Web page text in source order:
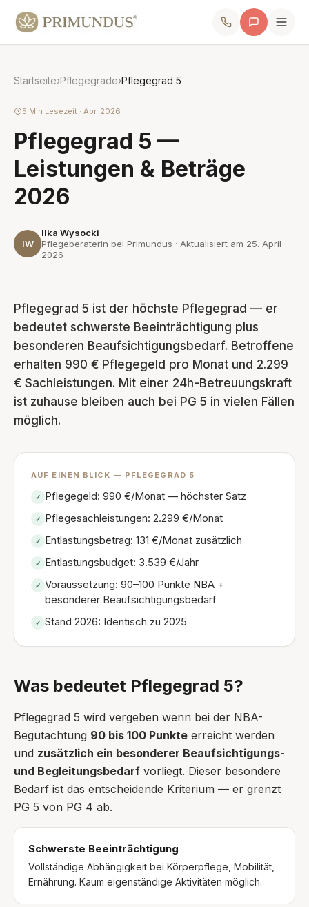
Startseite›Pflegegrade›Pflegegrad 5
5 Min Lesezeit · Apr. 2026
Pflegegrad 5 —
Leistungen & Beträge
2026
IW
Ilka Wysocki
Pflegeberaterin bei Primundus · Aktualisiert am 25. April
2026
Pflegegrad 5 ist der höchste Pflegegrad — er
bedeutet schwerste Beeinträchtigung plus
besonderen Beaufsichtigungsbedarf. Betroffene
erhalten 990 € Pflegegeld pro Monat und 2.299
€ Sachleistungen. Mit einer 24h-Betreuungskraft
ist zuhause bleiben auch bei PG 5 in vielen Fällen
möglich.
AUF EINEN BLICK — PFLEGEGRAD 5
✓ Pflegegeld: 990 €/Monat — höchster Satz
✓ Pflegesachleistungen: 2.299 €/Monat
✓ Entlastungsbetrag: 131 €/Monat zusätzlich
✓ Entlastungsbudget: 3.539 €/Jahr
✓ Voraussetzung: 90–100 Punkte NBA +
besonderer Beaufsichtigungsbedarf
✓ Stand 2026: Identisch zu 2025
Was bedeutet Pflegegrad 5?
Pflegegrad 5 wird vergeben wenn bei der NBA-
Begutachtung 90 bis 100 Punkte erreicht werden
und zusätzlich ein besonderer Beaufsichtigungs-
und Begleitungsbedarf vorliegt. Dieser besondere
Bedarf ist das entscheidende Kriterium — er grenzt
PG 5 von PG 4 ab.
Schwerste Beeinträchtigung
Vollständige Abhängigkeit bei Körperpflege, Mobilität,
Ernährung. Kaum eigenständige Aktivitäten möglich.